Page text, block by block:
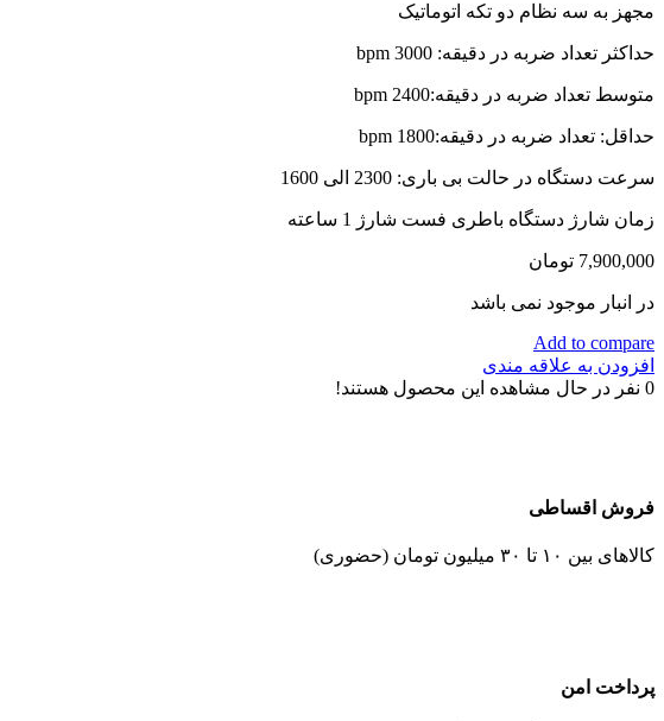
مجهز به سه نظام دو تکه اتوماتیک
حداکثر تعداد ضربه در دقیقه: 3000 bpm
متوسط تعداد ضربه در دقیقه:2400 bpm
حداقل: تعداد ضربه در دقیقه:1800 bpm
سرعت دستگاه در حالت بی باری: 2300 الی 1600
زمان شارژ دستگاه باطری فست شارژ 1 ساعته
7,900,000 تومان
در انبار موجود نمی باشد
Add to compare
افزودن به علاقه مندی
0 نفر در حال مشاهده این محصول هستند!
فروش اقساطی
کالاهای بین ۱۰ تا ۳۰ میلیون تومان (حضوری)
پرداخت امن